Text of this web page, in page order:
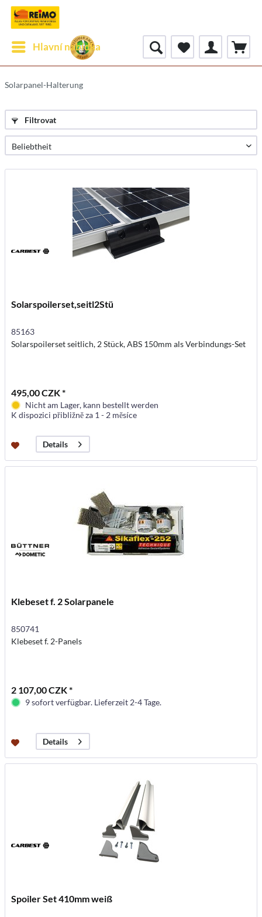
Hlavní nabídka
Solarpanel-Halterung
Filtrovat
Solarspoilerset,seitl2Stü
85163
Solarspoilerset seitlich, 2 Stück, ABS 150mm als Verbindungs-Set
495,00 CZK *
Nicht am Lager, kann bestellt werden
K dispozici přibližně za 1 - 2 měsíce
Details
Klebeset f. 2 Solarpanele
850741
Klebeset f. 2-Panels
2 107,00 CZK *
9 sofort verfügbar. Lieferzeit 2-4 Tage.
Details
Spoiler Set 410mm weiß